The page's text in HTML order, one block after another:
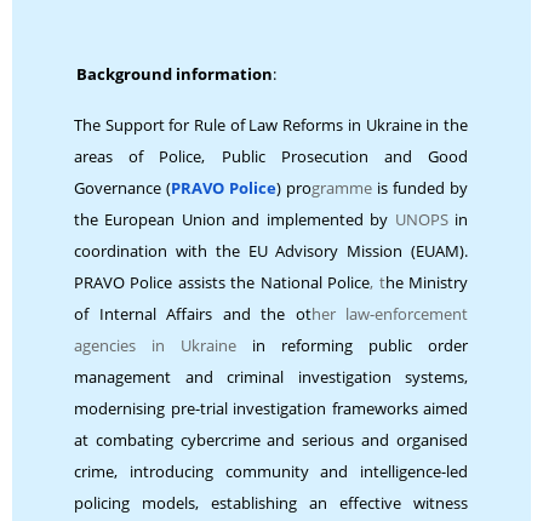
Background information:
The Support for Rule of Law Reforms in Ukraine in the
areas of Police, Public Prosecution and Good
Governance (PRAVO Police) programme is funded by
the European Union and implemented by UNOPSin
coordination with the EU Advisory Mission (EUAM).
PRAVO Police assists the National Police, the Ministry
of Internal Affairs and the other law-enforcement
agencies in Ukraine in reforming public order
management and criminal investigation systems,
modernising pre-trial investigation frameworks aimed
at combating cybercrime and serious and organised
crime, introducing community and intelligence-led
policing models, establishing an effective witness